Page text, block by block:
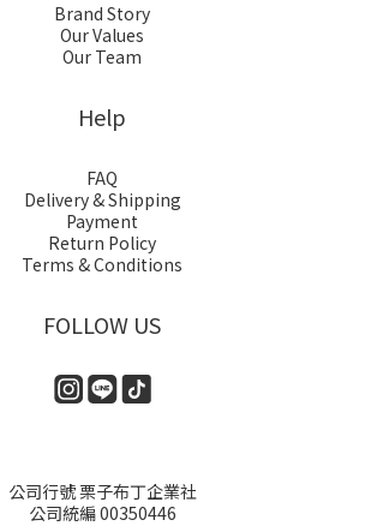
Brand Story
Our Values
Our Team
Help
FAQ
Delivery & Shipping
Payment
Return Policy
Terms & Conditions
FOLLOW US
公司行號 栗子布丁企業社
公司統編 00350446